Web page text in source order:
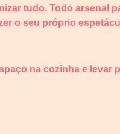
tudo. Todo arsenal
o seu próprio
na cozinha e levar